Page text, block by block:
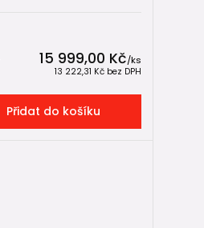
15 999,00 Kč/ks
13 222,31 Kč bez DPH
Přidat do košíku